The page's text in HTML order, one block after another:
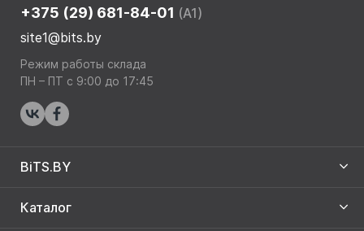
+375 (29) 681-84-01 (A1)
site1@bits.by
Режим работы склада
ПН – ПТ с 9:00 до 17:45
BiTS.BY
Каталог